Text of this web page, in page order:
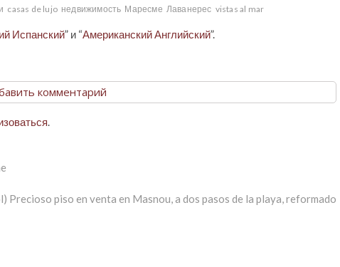
casas de lujo недвижимость Маресме Лаванерес vistas al mar
Испанский” и “Американский Английский”.
комментарий
.
Precioso piso en venta en Masnou, a dos pasos de la playa, reformado